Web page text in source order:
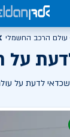
עולם הרכב החשמלי
על
לדעת על